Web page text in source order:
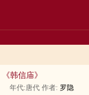
《韩信庙》
年代:唐代 作者: 罗隐